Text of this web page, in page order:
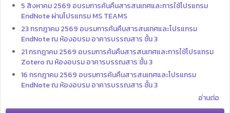
5 สิงหาคม 2569 อบรมการค้นคืนสารสนเทศและการใช้โปรแกรม
EndNote ผ่านโปรแกรม MS TEAMS
23 กรกฎาคม 2569 อบรมการค้นคืนสารสนเทศและโปรแกรม
EndNote ณ ห้องอบรม อาคารบรรณสาร ชั้น 3
21 กรกฎาคม 2569 อบรมการค้นคืนสารสนเทศและการใช้โปรแกรม
Zotero ณ ห้องอบรม อาคารบรรณสาร ชั้น 3
16 กรกฎาคม 2569 อบรมการค้นคืนสารสนเทศและโปรแกรม
EndNote ณ ห้องอบรม อาคารบรรณสาร ชั้น 3
อ่านต่อ